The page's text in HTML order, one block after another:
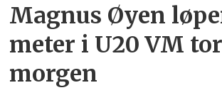
Magnus Øyen
meter i U20 VM
morgen